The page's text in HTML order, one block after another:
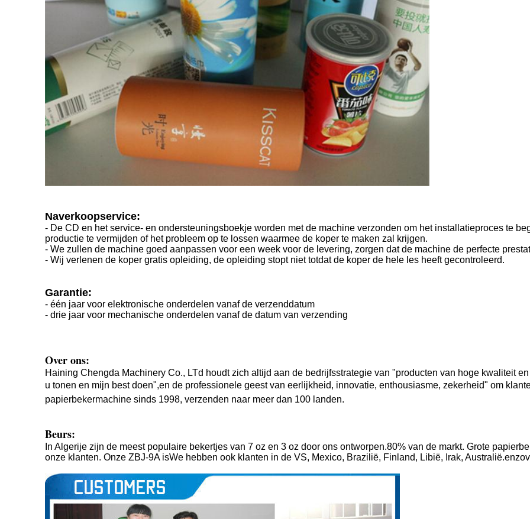
Naverkoopservice:
- De CD en het service- en ondersteuningsboekje worden met de machine verzonden om het installatieproces te
productie te vermijden of het probleem op te lossen waarmee de koper te maken zal krijgen.
- We zullen de machine goed aanpassen voor een week voor de levering, zorgen dat de machine de perfecte
- Wij verlenen de koper gratis opleiding, de opleiding stopt niet totdat de koper de hele les heeft gecontroleerd.
Garantie:
- één jaar voor elektronische onderdelen vanaf de verzenddatum
- drie jaar voor mechanische onderdelen vanaf de datum van verzending
Over ons:
Haining Chengda Machinery Co., LTd houdt zich altijd aan de bedrijfsstrategie van "producten van hoge kwaliteit
u tonen en mijn best doen",en de professionele geest van eerlijkheid, innovatie, enthousiasme, zekerheid" om
papierbekermachine sinds 1998, verzenden naar meer dan 100 landen.
Beurs:
In Algerije zijn de meest populaire bekertjes van 7 oz en 3 oz door ons ontworpen.80% van de markt. Grote
onze klanten. Onze ZBJ-9A isWe hebben ook klanten in de VS, Mexico, Brazilië, Finland, Libië, Irak, Australië.